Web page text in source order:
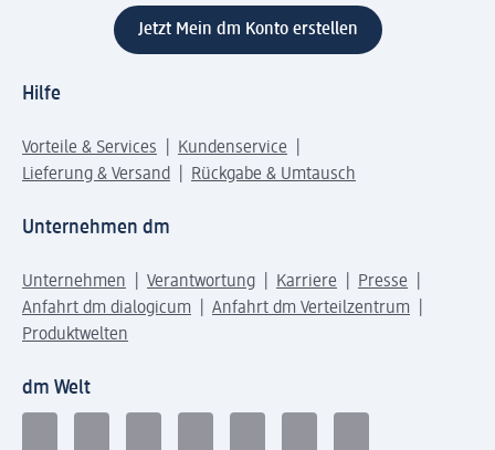
Jetzt Mein dm Konto erstellen
Hilfe
Vorteile & Services
Kundenservice
Lieferung & Versand
Rückgabe & Umtausch
Unternehmen dm
Unternehmen Verantwortung Karriere
Presse
Anfahrt dm dialogicum
Anfahrt dm Verteilzentrum
Produktwelten
dm Welt